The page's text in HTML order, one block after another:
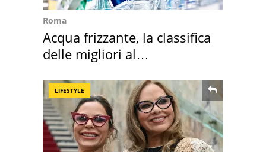
Roma
Acqua frizzante, la classifica
delle migliori al
LIFESTYLE